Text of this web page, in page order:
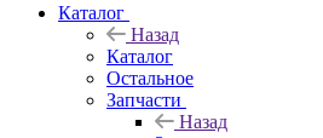
Каталог
Назад
Каталог
Остальное
Запчасти
Назад